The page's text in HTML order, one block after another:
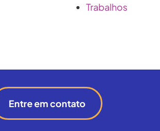
Trabalhos
Entre em contato